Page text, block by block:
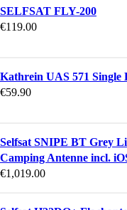
SELFSAT FLY-200
€119.00
Kathrein UAS 571 Single
€59.90
Selfsat SNIPE BT Grey
Camping Antenne incl.
€1,019.00